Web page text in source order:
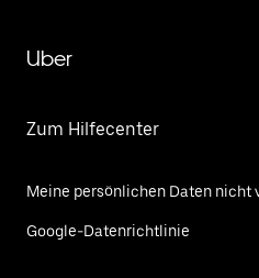
Uber
Zum Hilfecenter
Meine persönlichen Daten nicht
Google-Datenrichtlinie